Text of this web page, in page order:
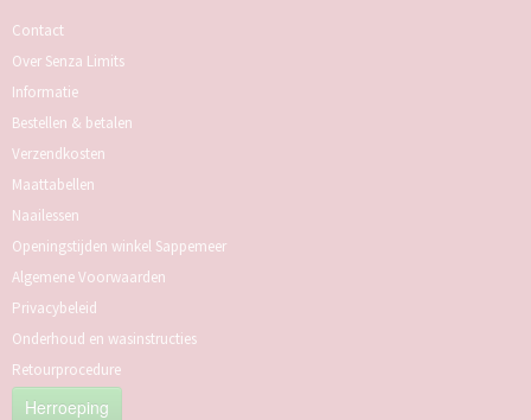
Contact
Over Senza Limits
Informatie
Bestellen & betalen
Verzendkosten
Maattabellen
Naailessen
Openingstijden winkel Sappemeer
Algemene Voorwaarden
Privacybeleid
Onderhoud en wasinstructies
Retourprocedure
Herroeping